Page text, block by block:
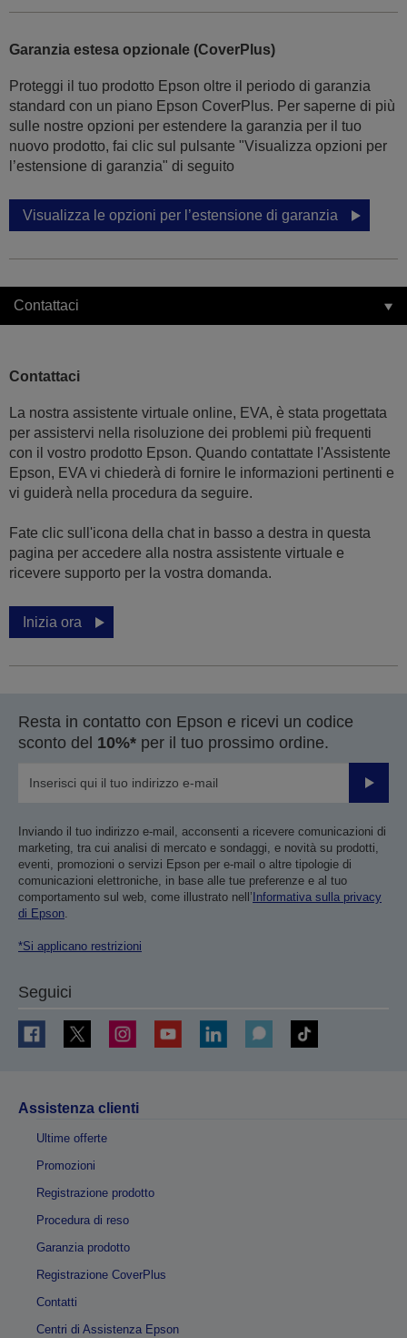
Garanzia estesa opzionale (CoverPlus)
Proteggi il tuo prodotto Epson oltre il periodo di garanzia
standard con un piano Epson CoverPlus. Per saperne di più
sulle nostre opzioni per estendere la garanzia per il tuo
nuovo prodotto, fai clic sul pulsante "Visualizza opzioni per
l’estensione di garanzia" di seguito
Visualizza le opzioni per l’estensione di garanzia
Contattaci
Contattaci
La nostra assistente virtuale online, EVA, è stata progettata
per assistervi nella risoluzione dei problemi più frequenti
con il vostro prodotto Epson. Quando contattate l'Assistente
Epson, EVA vi chiederà di fornire le informazioni pertinenti e
vi guiderà nella procedura da seguire.
Fate clic sull'icona della chat in basso a destra in questa
pagina per accedere alla nostra assistente virtuale e
ricevere supporto per la vostra domanda.
Inizia ora
Resta in contatto con Epson e ricevi un codice
sconto del 10%* per il tuo prossimo ordine.
Invia
Inviando il tuo indirizzo e-mail, acconsenti a ricevere comunicazioni di
marketing, tra cui analisi di mercato e sondaggi, e novità su prodotti,
eventi, promozioni o servizi Epson per e-mail o altre tipologie di
comunicazioni elettroniche, in base alle tue preferenze e al tuo
comportamento sul web, come illustrato nell’ Informativa sulla privacy
di Epson.
*Si applicano restrizioni
Seguici
Assistenza clienti
Ultime offerte
Promozioni
Registrazione prodotto
Procedura di reso
Garanzia prodotto
Registrazione CoverPlus
Contatti
Centri di Assistenza Epson